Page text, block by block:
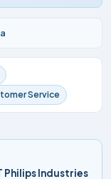
Service
Philips Industries